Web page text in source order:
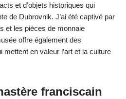
et d’objets historiques qui
de Dubrovnik. J’ai été captivé par
et les pièces de monnaie
offre également des
en valeur l’art et la culture
franciscain